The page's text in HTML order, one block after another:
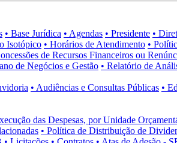
• Base Jurídica • Agendas • Presidente •
Isotópico • Horários de Atendimento •
de Recursos Financeiros ou
de Negócios e Gestão • Relatório de
• Audiências e Consultas Públicas •
das Despesas, por Unidade
• Política de Distribuição de